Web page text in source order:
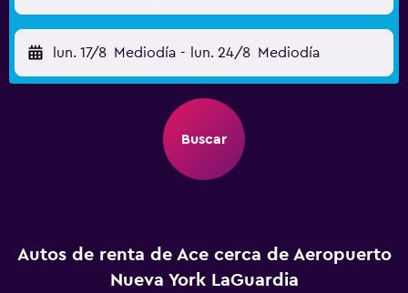
lun. 17/8 Mediodía - lun. 24/8 Mediodía
Buscar
Autos de renta de Ace cerca de Aeropuerto
Nueva York LaGuardia